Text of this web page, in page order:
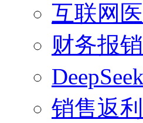
互联网
财务报
销售返